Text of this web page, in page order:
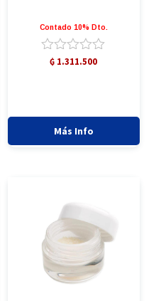
Contado 10% Dto.
Valorado
₲ 1.311.500
Más Info